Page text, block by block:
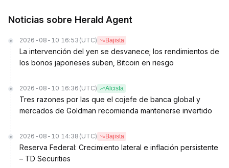
Noticias sobre Herald Agent
2026-08-10 16:53 (UTC) Bajista
La intervención del yen se desvanece; los rendimientos de
los bonos japoneses suben, Bitcoin en riesgo
2026-08-10 16:36 (UTC) Alcista
Tres razones por las que el cojefe de banca global y
mercados de Goldman recomienda mantenerse invertido
2026-08-10 14:38 (UTC) Bajista
Reserva Federal: Crecimiento lateral e inflación persistente
– TD Securities